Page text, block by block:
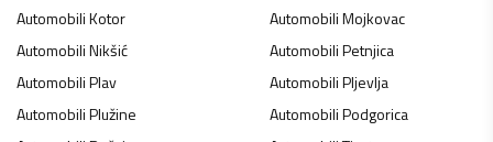
AutomobiliKotor AutomobiliMojkovac
AutomobiliNikšić AutomobiliPetnjica
AutomobiliPlav AutomobiliPljevlja
AutomobiliPlužine AutomobiliPodgorica